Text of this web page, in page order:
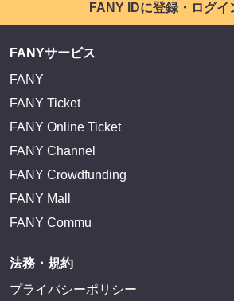
FANY IDに登録・ログイ
FANYサービス
FANY
FANY Ticket
FANY Online Ticket
FANY Channel
FANY Crowdfunding
FANY Mall
FANY Commu
法務・規約
プライバシーポリシー